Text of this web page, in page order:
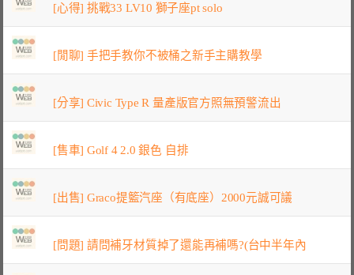
[心得] 挑戰33 LV10 獅子座pt solo
[閒聊] 手把手教你不被桶之新手主購教學
[分享] Civic Type R 量產版官方照無預警流出
[售車] Golf 4 2.0 銀色 自排
[出售] Graco提籃汽座（有底座）2000元誠可議
[問題] 請問補牙材質掉了還能再補嗎?(台中半年內